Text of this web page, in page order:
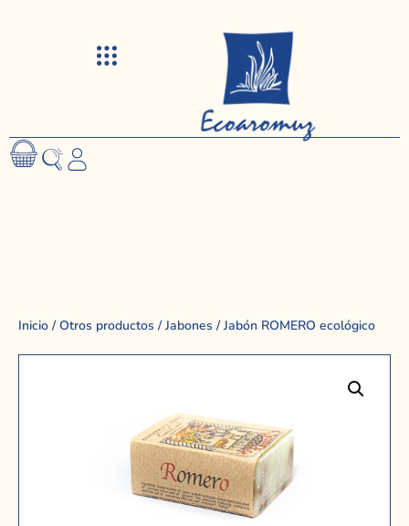
Inicio /Otros productos /Jabones / Jabón ROMERO ecológico